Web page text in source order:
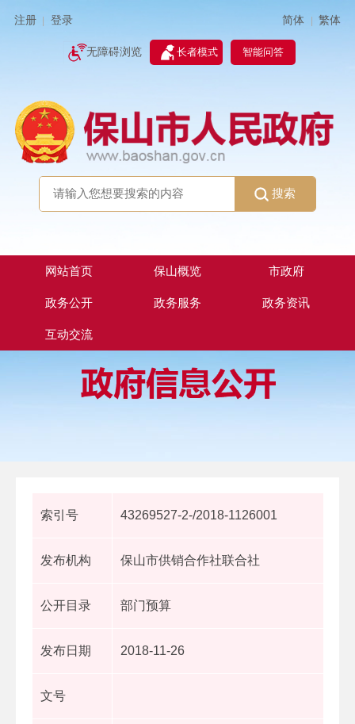
注册 登录 简体 | 繁体
无障碍浏览 长者模式 智能问答
搜索
网站首页 保山概览 市政府
政务公开 政务服务 政务资讯
互动交流
索引号 43269527-2-/2018-1126001
发布机构 保山市供销合作社联合社
公开目录 部门预算
发布日期 2018-11-26
文号